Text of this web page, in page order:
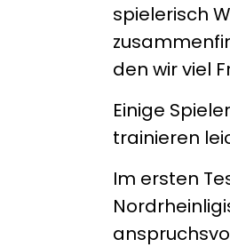
spielerisch
den wir viel
Einige
trainieren
Im ersten